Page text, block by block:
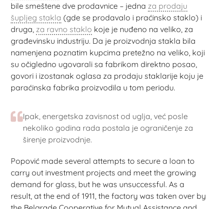
bile smeštene dve prodavnice – jedna za prodaju
šupljeg stakla (gde se prodavalo i praćinsko staklo) i
druga, za ravno staklo koje je nuđeno na veliko, za
građevinsku industriju. Da je proizvodnja stakla bila
namenjena poznatim kupcima pretežno na veliko, koji
su očigledno ugovarali sa fabrikom direktno posao,
govori i izostanak oglasa za prodaju staklarije koju je
paraćinska fabrika proizvodila u tom periodu.
Ipak, energetska zavisnost od uglja, već posle
nekoliko godina rada postala je ograničenje za
širenje proizvodnje.
Popović made several attempts to secure a loan to
carry out investment projects and meet the growing
demand for glass, but he was unsuccessful. As a
result, at the end of 1911, the factory was taken over by